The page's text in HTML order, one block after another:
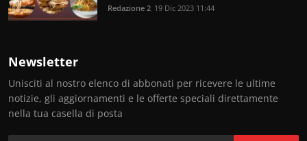
Redazione 2 19 Dic 2023 11:44
Newsletter
Unisciti al nostro elenco di abbonati per ricevere le ultime
notizie, gli aggiornamenti e le offerte speciali direttamente
nella tua casella di posta